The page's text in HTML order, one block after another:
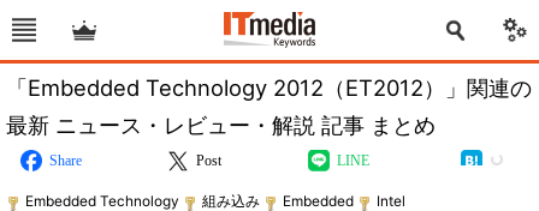
「Embedded Technology 2012（ET2012）」関連の
最新 ニュース・レビュー・解説 記事 まとめ
Share Post LINE
Embedded Technology 組み込み Embedded
Intel